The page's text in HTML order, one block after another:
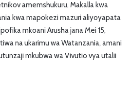
amemshukuru, Makalla kwa
kwa mapokezi mazuri aliyoyapata
mkoani Arusha jana Mei 15,
na ukarimu wa Watanzania, amani
mkubwa wa Vivutio vya utalii